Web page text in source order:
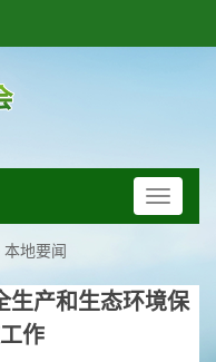
网
站
本地要闻
生产和生态环境保
作